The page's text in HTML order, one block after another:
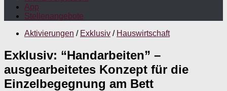
App
Stellenangebote
Aktivierungen / Exklusiv / Hauswirtschaft
Exklusiv: “Handarbeiten” –
ausgearbeitetes Konzept für die
Einzelbegegnung am Bett